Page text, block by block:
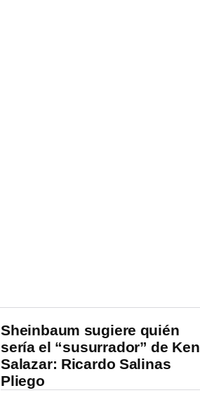
Sheinbaum sugiere quién
sería el “susurrador” de Ken
Salazar: Ricardo Salinas
Pliego